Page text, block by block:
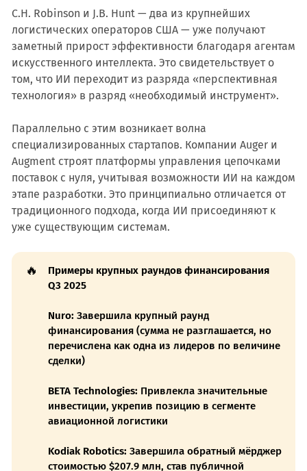
C.H. Robinson и J.B. Hunt — два из крупнейших
логистических операторов США — уже получают
заметный прирост эффективности благодаря агентам
искусственного интеллекта. Это свидетельствует о
том, что ИИ переходит из разряда «перспективная
технология» в разряд «необходимый инструмент».
Параллельно с этим возникает волна
специализированных стартапов. Компании Auger и
Augment строят платформы управления цепочками
поставок с нуля, учитывая возможности ИИ на каждом
этапе разработки. Это принципиально отличается от
традиционного подхода, когда ИИ присоединяют к
уже существующим системам.
🔥
Примеры крупных раундов финансирования
Q3 2025
Nuro: Завершила крупный раунд
финансирования (сумма не разглашается, но
перечислена как одна из лидеров по величине
сделки)
BETA Technologies: Привлекла значительные
инвестиции, укрепив позицию в сегменте
авиационной логистики
Kodiak Robotics: Завершила обратный мёрджер
стоимостью $207.9 млн, став публичной